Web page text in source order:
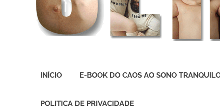
presente
INÍCIO E-BOOK DO CAOS AO SONO
POLITICA DE PRIVACIDADE